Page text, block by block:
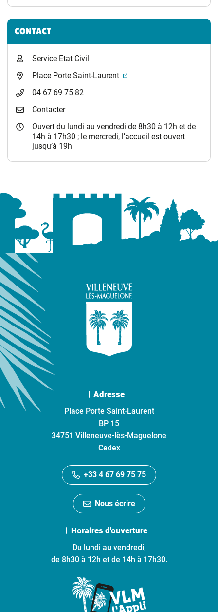
CONTACT
Service Etat Civil
Place Porte Saint-Laurent
(ouverture dans un
04 67 69 75 82
Contacter
Ouvert du lundi au vendredi de 8h30 à 12h et de
14h à 17h30 ; le mercredi, l’accueil est ouvert
jusqu’à 19h.
Adresse
Place Porte Saint-Laurent
BP 15
34751 Villeneuve-lès-Maguelone
Cedex
+33 4 67 69 75 75
Nous écrire
Horaires d'ouverture
Du lundi au vendredi,
de 8h30 à 12h et de 14h à 17h30.